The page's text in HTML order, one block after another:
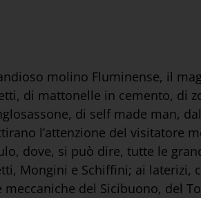
molino Fluminense, il
di mattonelle in cemento, di
di self made man,
l’attenzione del visitatore
dove, si può dire, tutte le
Mongini e Schiffini; ai
del Sicibuono, del